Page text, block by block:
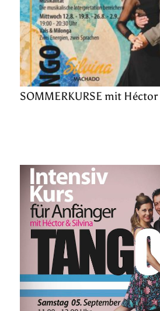
SOMMERKURSE mit